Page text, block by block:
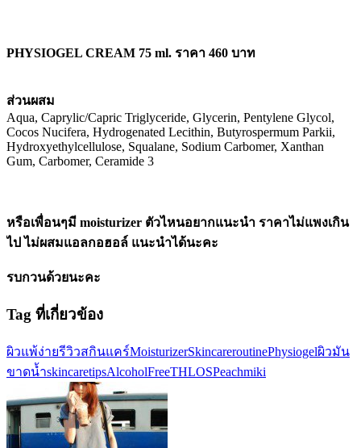
PHYSIOGEL CREAM 75 ml. ราคา 460 บาท
ส่วนผสม
Aqua, Caprylic/Capric Triglyceride, Glycerin, Pentylene Glycol,
Cocos Nucifera, Hydrogenated Lecithin, Butyrospermum Parkii,
Hydroxyethylcellulose, Squalane, Sodium Carbomer, Xanthan
Gum, Carbomer, Ceramide 3
หรือเพื่อนๆมี moisturizer ตัวไหนอยากแนะนำ ราคาไม่แพงเกิน
ไป ไม่ผสมแอลกอฮอล์ แนะนำได้นะคะ
รบกวนด้วยนะคะ
Tag ที่เกี่ยวข้อง
ผิวแพ้ง่ายรีวิวสกินแคร์MoisturizerSkincareroutinePhysiogelผิวมัน
ขาดน้ำskincaretipsAlcoholFreeTHLOSPeachmiki